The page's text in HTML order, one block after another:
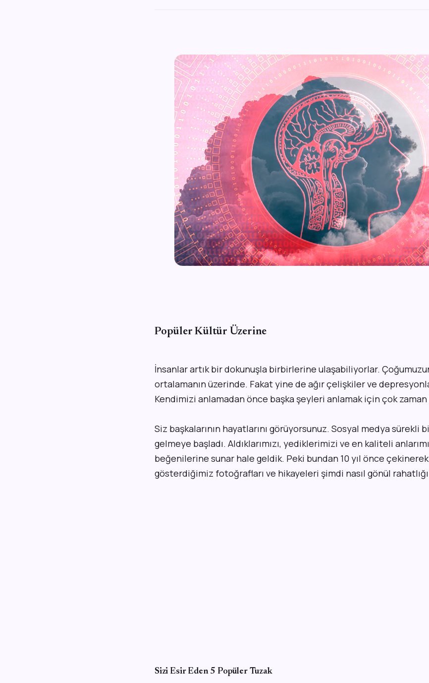
Popüler Kültür Üzerine
İnsanlar artık bir dokunuşla birbirlerine ulaşabiliyorlar.
ortalamanın üzerinde. Fakat yine de ağır çelişkiler ve
Kendimizi anlamadan önce başka şeyleri anlamak için çok zaman
Siz başkalarının hayatlarını görüyorsunuz. Sosyal medya sürekli
gelmeye başladı. Aldıklarımızı, yediklerimizi ve en kaliteli
beğenilerine sunar hale geldik. Peki bundan 10 yıl önce çekinerek
gösterdiğimiz fotoğrafları ve hikayeleri şimdi nasıl gönül
Sizi Esir Eden 5 Popüler Tuzak